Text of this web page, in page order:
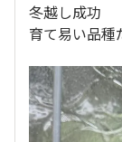
冬越し成功
育て易い品種